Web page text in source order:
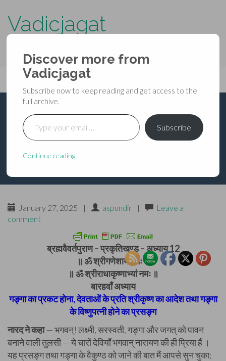
Vadicjagat
Primary
Menu
content
Vadicjagat
ब्रह्मवैवर्तपुराण –
प्रकृतिखण्ड – अध्याय 12
January 27, 2025 | aspundir |
Leave a
comment
ब्रह्मवैवर्तपुराण – प्रकृतिखण्ड – अध्याय 12
॥ ॐ श्रीगणेशाय नमः ॥
॥ ॐ श्रीराधाकृष्णाभ्यां नमः ॥
बारहवाँ अध्याय
गङ्गा का प्रकट होना, देवताओं के प्रति श्रीकृष्ण का आदेश तथा गङ्गा
के विष्णुपत्नी होने का प्रसङ्ग
नारद ने कहा— भगवन्! लक्ष्मी, सरस्वती, गङ्गा और जगत्‌ को पावन
बनाने वाली तुलसी — ये चारों देवियाँ भगवान् नारायण की ही प्रिया हैं ।
यह प्रसङ्ग तथा गङ्गा के वैकुण्ठ को जाने की बात मैं आपसे सुन चुका;
Discover more from
Vadicjagat
Subscribe now to keep reading and get access to the
full archive.
Type your email…
Subscribe
Continue reading